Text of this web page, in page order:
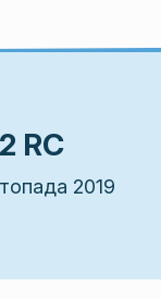
RC
2019